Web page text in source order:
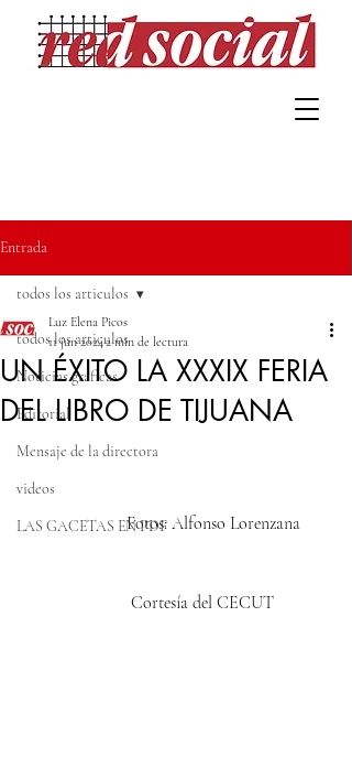
Entrada
todos los articulos
Noticias gráficas
Editorial
Mensaje de la directora
videos
LAS GACETAS EN PDF
todos los articulos
UN ÉXITO LA XXXIX FERIA
DEL LIBRO DE TIJUANA
Luz Elena Picos
11 jun 20242 min de lectura
Fotos: Alfonso Lorenzana
Cortesía del CECUT